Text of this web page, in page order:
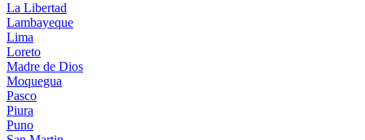
La Libertad
Lambayeque
Lima
Loreto
Madre de Dios
Moquegua
Pasco
Piura
Puno